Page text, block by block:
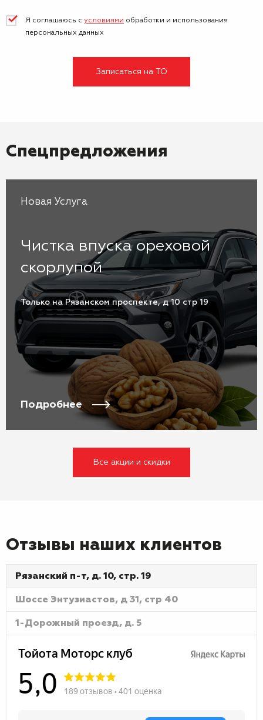
Я соглашаюсь с условиями обработки и использования
персональных данных
Записаться на ТО
Спецпредложения
Новая Услуга
Чистка впуска ореховой
скорлупой
Только на Рязанском проспекте, д 10 стр 19
Подробнее
Все акции и скидки
Отзывы наших клиентов
Рязанский п-т, д. 10, стр. 19
Шоссе Энтузиастов, д 31, стр 40
1-Дорожный проезд, д. 5